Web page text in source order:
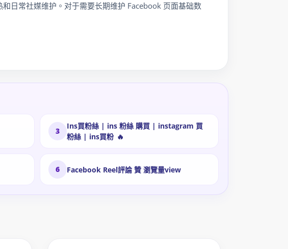
日常社媒维护。对于需要长期维护 Facebook 页面基础数
3
Ins買粉絲 | ins 粉絲 購買 | instagram 買
粉絲 | ins買粉 🔥
6 Facebook Reel評論 贊 瀏覽量view